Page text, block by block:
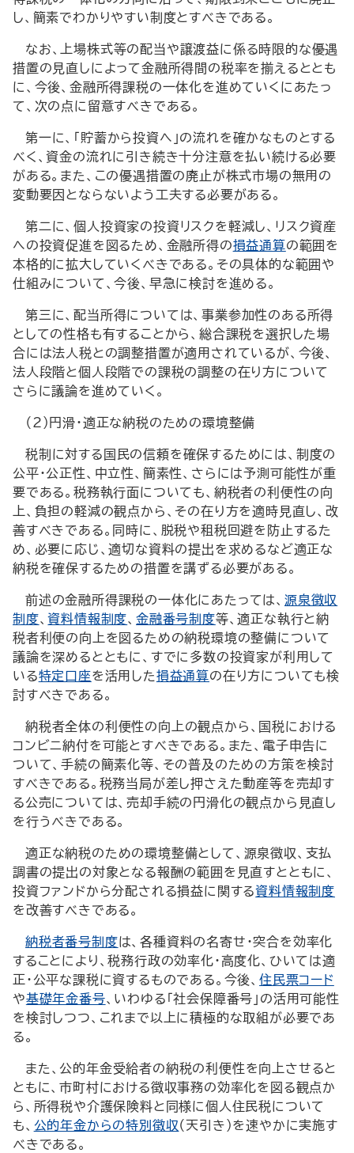
し、簡素でわかりやすい制度とすべきである。
なお、上場株式等の配当や譲渡益に係る時限的な優遇
措置の見直しによって金融所得間の税率を揃えるととも
に、今後、金融所得課税の一体化を進めていくにあたっ
て、次の点に留意すべきである。
第一に、「貯蓄から投資へ」の流れを確かなものとする
べく、資金の流れに引き続き十分注意を払い続ける必要
がある。また、この優遇措置の廃止が株式市場の無用の
変動要因とならないよう工夫する必要がある。
第二に、個人投資家の投資リスクを軽減し、リスク資産
への投資促進を図るため、金融所得の損益通算 の範囲を
本格的に拡大していくべきである。その具体的な範囲や
仕組みについて、今後、早急に検討を進める。
第三に、配当所得については、事業参加性のある所得
としての性格も有することから、総合課税を選択した場
合には法人税との調整措置が適用されているが、今後、
法人段階と個人段階での課税の調整の在り方について
さらに議論を進めていく。
（2）円滑・適正な納税のための環境整備
税制に対する国民の信頼を確保するためには、制度の
公平・公正性、中立性、簡素性、さらには予測可能性が重
要である。税務執行面についても、納税者の利便性の向
上、負担の軽減の観点から、その在り方を適時見直し、改
善すべきである。同時に、脱税や租税回避を防止するた
め、必要に応じ、適切な資料の提出を求めるなど適正な
納税を確保するための措置を講ずる必要がある。
前述の金融所得課税の一体化にあたっては、 源泉徴収
制度、資料情報制度、金融番号制度等、適正な執行と納
税者利便の向上を図るための納税環境の整備について
議論を深めるとともに、すでに多数の投資家が利用して
いる特定口座を活用した損益通算 の在り方についても検
討すべきである。
納税者全体の利便性の向上の観点から、国税における
コンビニ納付を可能とすべきである。また、電子申告に
ついて、手続の簡素化等、その普及のための方策を検討
すべきである。税務当局が差し押さえた動産等を売却す
る公売については、売却手続の円滑化の観点から見直し
を行うべきである。
適正な納税のための環境整備として、源泉徴収、支払
調書の提出の対象となる報酬の範囲を見直すとともに、
投資ファンドから分配される損益に関する資料情報制度
を改善すべきである。
納税者番号制度は、各種資料の名寄せ・突合を効率化
することにより、税務行政の効率化・高度化、ひいては適
正・公平な課税に資するものである。今後、 住民票コード
や基礎年金番号、いわゆる「社会保障番号」の活用可能性
を検討しつつ、これまで以上に積極的な取組が必要であ
る。
また、公的年金受給者の納税の利便性を向上させると
ともに、市町村における徴収事務の効率化を図る観点か
ら、所得税や介護保険料と同様に個人住民税について
も、 公的年金からの特別徴収（天引き）を速やかに実施す
べきである。